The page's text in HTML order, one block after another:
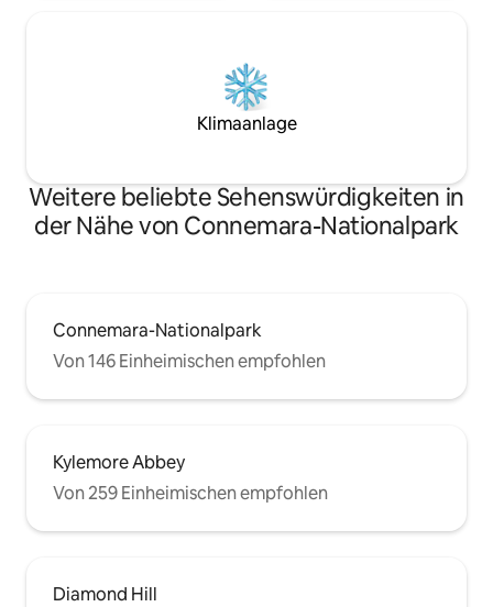
Klimaanlage
Weitere beliebte Sehenswürdigkeiten in
der Nähe von Connemara-Nationalpark
Connemara-Nationalpark
Von 146 Einheimischen empfohlen
Kylemore Abbey
Von 259 Einheimischen empfohlen
Diamond Hill